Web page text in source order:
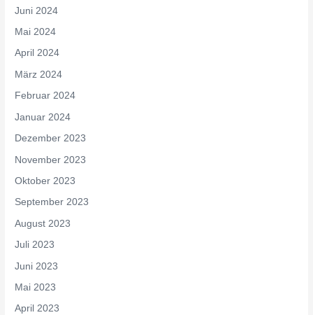
Juni 2024
Mai 2024
April 2024
März 2024
Februar 2024
Januar 2024
Dezember 2023
November 2023
Oktober 2023
September 2023
August 2023
Juli 2023
Juni 2023
Mai 2023
April 2023